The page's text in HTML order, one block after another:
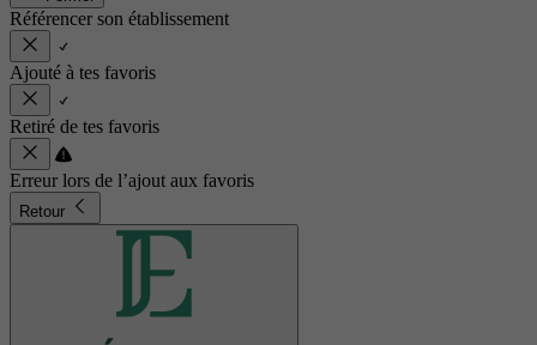
Référencer son établissement
Ajouté à tes favoris
Retiré de tes favoris
Erreur lors de l’ajout aux favoris
Retour